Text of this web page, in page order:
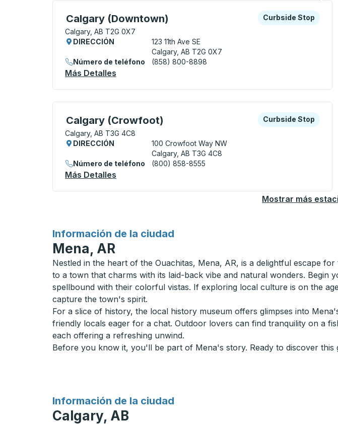
Calgary (Downtown)
Curbside Stop, utilice las teclas de flecha o la tecla tabulador para
Calgary, AB T2G 0X7
Curbside Stop
Curbside Stop
DIRECCIÓN
123 11th Ave SE
Calgary, AB T2G 0X7
Número de teléfono
(858) 800-8898
Más Detalles
Calgary (Crowfoot)
Curbside Stop, utilice las teclas de flecha o la tecla tabulador para
Calgary, AB T3G 4C8
Curbside Stop
Curbside Stop
DIRECCIÓN
100 Crowfoot Way NW
Calgary, AB T3G 4C8
Número de teléfono
(800) 858-8555
Más Detalles
Mostrar más
Información de la ciudad
para
Mena, AR
Nestled in the heart of the Ouachitas, Mena, AR, is a delightful escape
to a town that charms with its laid-back vibe and natural wonders. Begin
spellbound with their colorful vistas. If exploring local culture is on the
capture the town's spirit.
For a slice of history, the local history museum offers glimpses into
friendly locals eager for a chat. Outdoor lovers can find tranquility on a
each offering a refreshing unwind.
Before you know it, you'll be part of Mena's story. Ready to discover
Información de la ciudad
para
Calgary, AB